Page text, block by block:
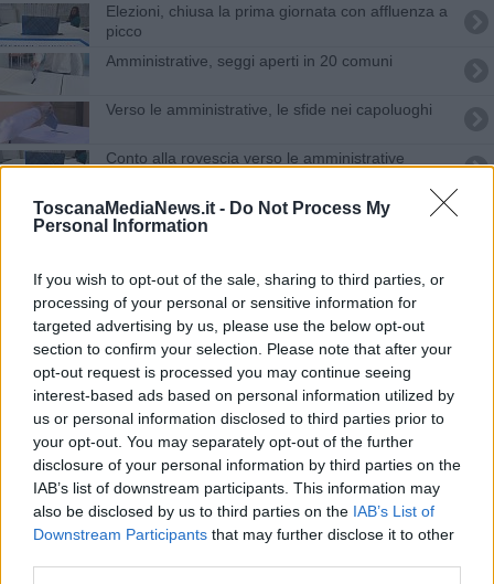
ToscanaMediaNews.it - Do Not Process My
Personal Information
If you wish to opt-out of the sale, sharing to third parties, or
processing of your personal or sensitive information for
targeted advertising by us, please use the below opt-out
section to confirm your selection. Please note that after your
opt-out request is processed you may continue seeing
interest-based ads based on personal information utilized by
us or personal information disclosed to third parties prior to
your opt-out. You may separately opt-out of the further
disclosure of your personal information by third parties on the
IAB’s list of downstream participants. This information may
also be disclosed by us to third parties on the IAB’s List of
Downstream Participants that may further disclose it to other
Elezioni, chiusa la prima giornata con affluenza a
picco
Amministrative, seggi aperti in 20 comuni
Verso le amministrative, le sfide nei capoluoghi
Conto alla rovescia verso le amministrative
Vince l'idea di futuro di Vivarelli Colonna
A Cascina ci sarà il ballottaggio
Venti sindaci eletti in Toscana al primo colpo
Ruggeri stravince la primarie dei sindaci a Livorno
Dimissioni? Parrini rimandato a ottobre
"Il centrodestra amministra più cittadini del Pd"
Nuovi sindaci in 26 Comuni toscani